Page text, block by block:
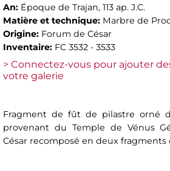
An: Époque de Trajan, 113 ap. J.C.
Matière et technique: Marbre de
Origine: Forum de César
Inventaire: FC 3532 - 3533
> Connectez-vous pour ajouter
votre galerie
Fragment de fût de pilastre orné
provenant du Temple de Vénus
César recomposé en deux